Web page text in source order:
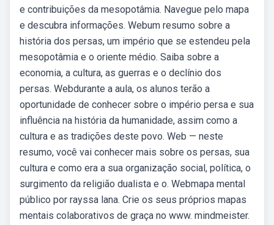
e contribuições da mesopotâmia. Navegue pelo mapa
e descubra informações. Webum resumo sobre a
história dos persas, um império que se estendeu pela
mesopotâmia e o oriente médio. Saiba sobre a
economia, a cultura, as guerras e o declínio dos
persas. Webdurante a aula, os alunos terão a
oportunidade de conhecer sobre o império persa e sua
influência na história da humanidade, assim como a
cultura e as tradições deste povo. Web — neste
resumo, você vai conhecer mais sobre os persas, sua
cultura e como era a sua organização social, política, o
surgimento da religião dualista e o. Webmapa mental
público por rayssa lana. Crie os seus próprios mapas
mentais colaborativos de graça no www. mindmeister.